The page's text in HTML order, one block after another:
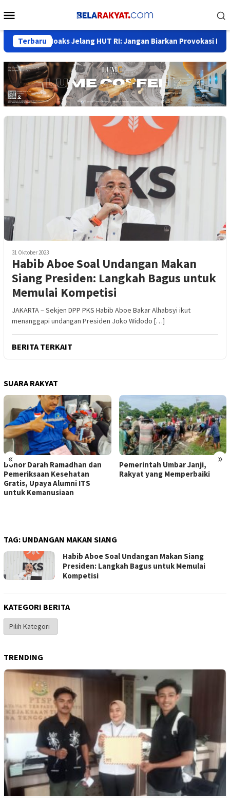
ke
Mobile
Terbaru
Hoaks Jelang HUT RI: Jangan Biarkan Provokasi Pecah
31 Oktober 2023
Habib Aboe Soal Undangan Makan
Siang Presiden: Langkah Bagus untuk
Memulai Kompetisi
JAKARTA – Sekjen DPP PKS Habib Aboe Bakar Alhabsyi ikut
menanggapi undangan Presiden Joko Widodo […]
BERITA TERKAIT
SUARA RAKYAT
« »
Donor Darah Ramadhan dan
Pemeriksaan Kesehatan
Gratis, Upaya Alumni ITS
untuk Kemanusiaan
Pemerintah Umbar Janji,
Rakyat yang Memperbaiki
TAG: UNDANGAN MAKAN SIANG
Habib Aboe Soal Undangan Makan Siang
Presiden: Langkah Bagus untuk Memulai
Kompetisi
KATEGORI BERITA
Kategori
Berita
TRENDING